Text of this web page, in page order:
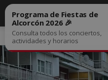
Inicio Noticias
Programa de Fiestas de
Alcorcón 2026 🎉
Consulta todos los conciertos,
actividades y horarios